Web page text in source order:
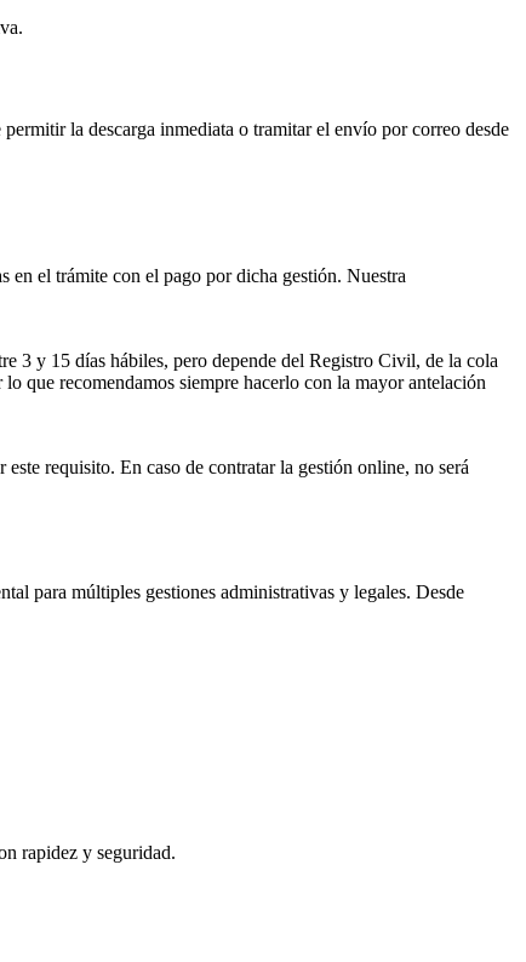
la descarga inmediata o tramitar el envío por correo desde
en el trámite con el pago por dicha gestión. Nuestra
3 y 15 días hábiles, pero depende del Registro Civil, de la cola
que recomendamos siempre hacerlo con la mayor antelación
este requisito. En caso de contratar la gestión online, no será
para múltiples gestiones administrativas y legales. Desde
rapidez y seguridad.